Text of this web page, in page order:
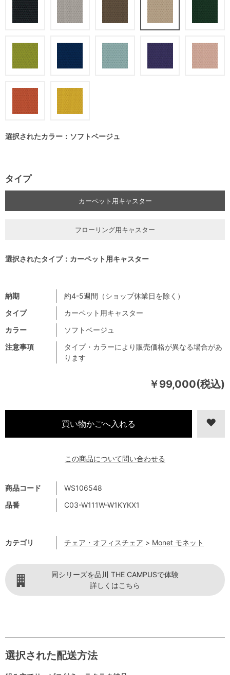
￥99,000(税込)
商品コード
WS106548
品番
C03-W111W-W1KYKX1
カテゴリ チェア・オフィスチェア > Monet モネット
注意事項
タイプ・カラーにより販売価格が異なる場合があ
ります
納期
約4-5週間（ショップ休業日を除く）
タイプ
カーペット用キャスター
カラー
ソフトベージュ
選択されたカラー：ソフトベージュ
タイプ
カーペット用キャスター
フローリング用キャスター
選択されたタイプ：カーペット用キャスター
この商品について問い合わせる
同シリーズを品川 THE CAMPUSで体験
詳しくはこちら
選択された配送方法